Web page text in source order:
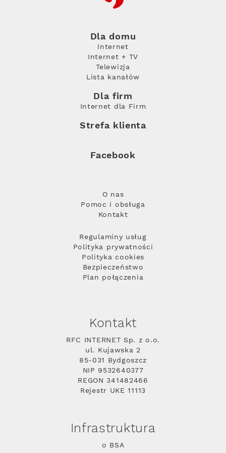
Dla domu
Internet
Internet + TV
Telewizja
Lista kanałów
Dla firm
Internet dla Firm
Strefa klienta
Facebook
O nas
Pomoc i obsługa
Kontakt
Regulaminy usług
Polityka prywatności
Polityka cookies
Bezpieczeństwo
Plan połączenia
Kontakt
RFC INTERNET Sp. z o.o.
ul. Kujawska 2
85-031 Bydgoszcz
NIP 9532640377
REGON 341482466
Rejestr UKE 11113
Infrastruktura
o BSA